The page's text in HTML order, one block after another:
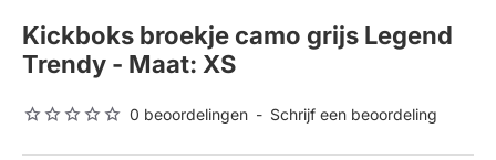
Kickboks broekje camo grijs Legend
Trendy - Maat: XS
0 beoordelingen - Schrijf een beoordeling